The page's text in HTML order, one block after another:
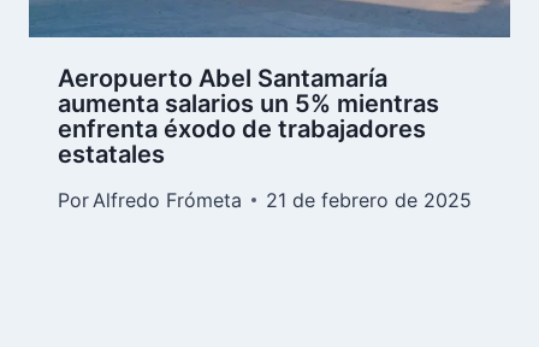
Aeropuerto Abel Santamaría
aumenta salarios un 5% mientras
enfrenta éxodo de trabajadores
estatales
Por Alfredo Frómeta 21 de febrero de 2025